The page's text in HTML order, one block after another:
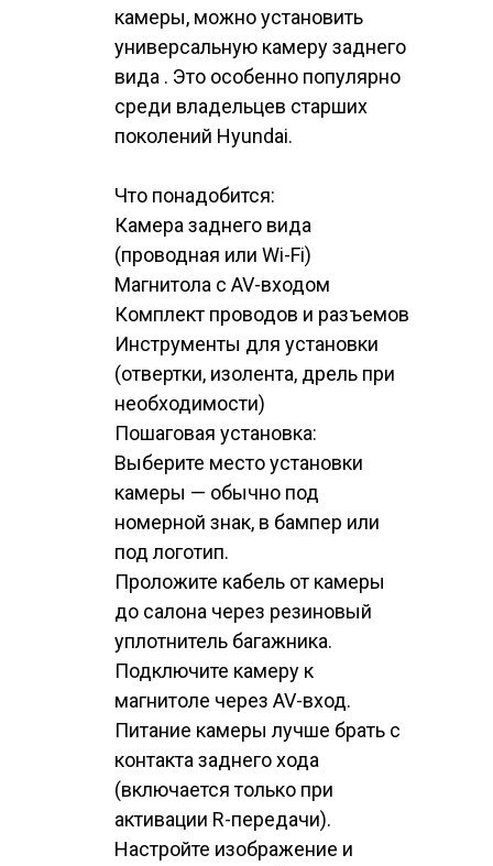
камеры, можно установить
универсальную камеру заднего
вида . Это особенно популярно
среди владельцев старших
поколений Hyundai.
Что понадобится:
Камера заднего вида
(проводная или Wi-Fi)
Магнитола с AV-входом
Комплект проводов и разъемов
Инструменты для установки
(отвертки, изолента, дрель при
необходимости)
Пошаговая установка:
Выберите место установки
камеры — обычно под
номерной знак, в бампер или
под логотип.
Проложите кабель от камеры
до салона через резиновый
уплотнитель багажника.
Подключите камеру к
магнитоле через AV-вход.
Питание камеры лучше брать с
контакта заднего хода
(включается только при
активации R-передачи).
Настройте изображение и